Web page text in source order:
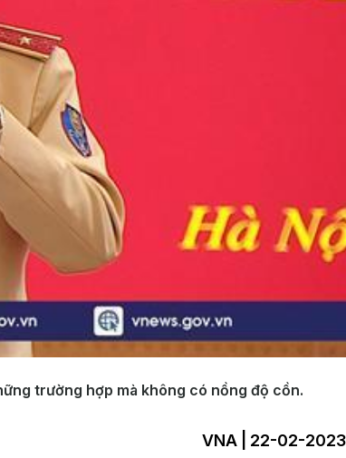
trường hợp mà không có nồng độ cồn.
VNA | 22-02-